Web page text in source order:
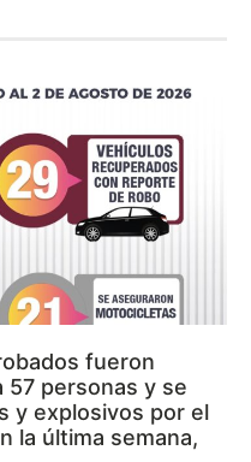
fueron
personas y se
y explosivos por el
la última semana,